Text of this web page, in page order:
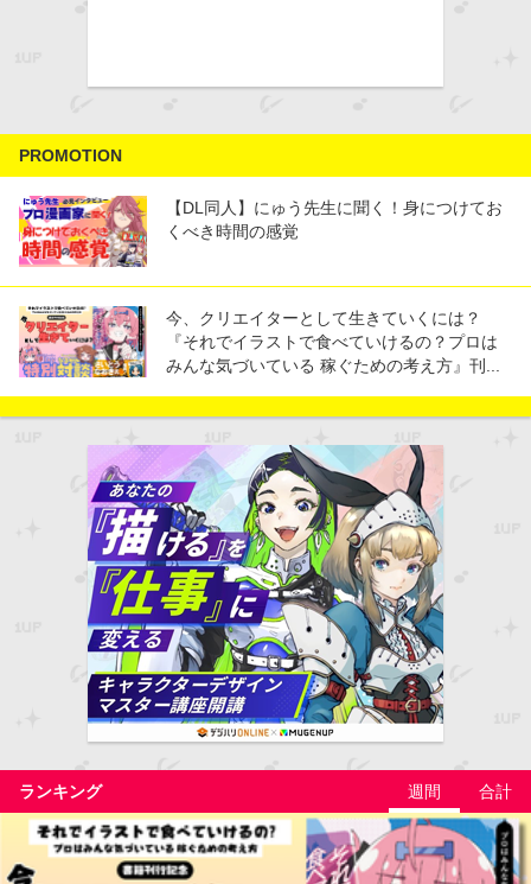
PROMOTION
【DL同人】にゅう先生に聞く！身につけてお
くべき時間の感覚
今、クリエイターとして生きていくには？
『それでイラストで食べていけるの？プロは
みんな気づいている 稼ぐための考え方』刊...
ランキング 週間 合計